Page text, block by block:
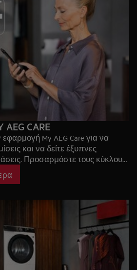
CARE
My AEG Care για να
και να δείτε έξυπνες
Προσαρμόστε τους κύκλους
στη συσκευή σας για να την
και τις συνήθειες σας.